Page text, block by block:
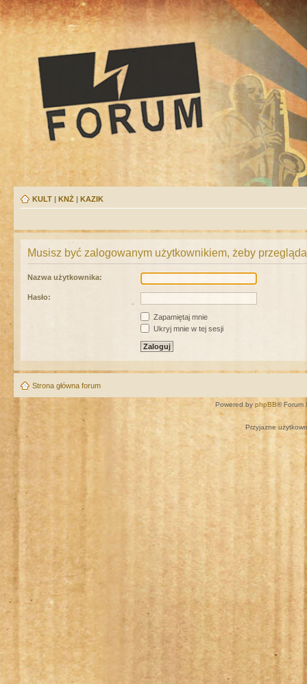
KULT | KNŻ | KAZIK
Musisz być zalogowanym użytkownikiem, żeby
Nazwa użytkownika:
Hasło:
Zapamiętaj mnie
Ukryj mnie w tej sesji
Strona główna forum
Powered by phpBB® Forum
Przyjazne